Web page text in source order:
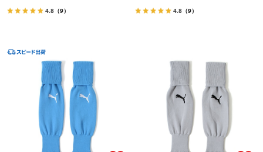
4.8 （9） 4.8 （9）